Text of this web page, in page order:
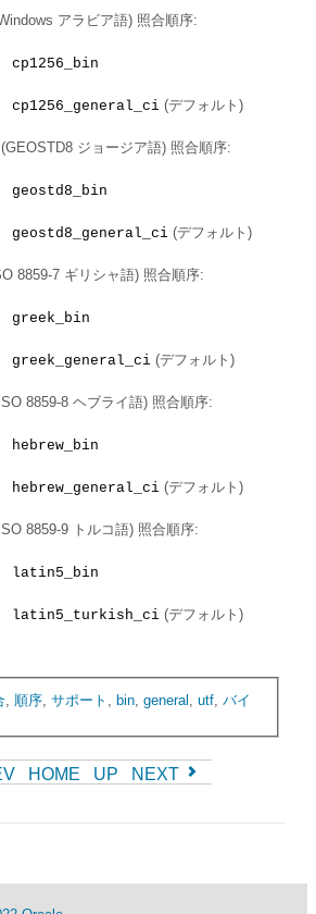
アラビア語) 照合順序:
cp1256_bin
cp1256_general_ci (デフォルト)
(GEOSTD8 ジョージア語) 照合順序:
geostd8_bin
geostd8_general_ci (デフォルト)
8859-7 ギリシャ語) 照合順序:
greek_bin
greek_general_ci (デフォルト)
8859-8 ヘブライ語) 照合順序:
hebrew_bin
hebrew_general_ci (デフォルト)
8859-9 トルコ語) 照合順序:
latin5_bin
latin5_turkish_ci (デフォルト)
, 順序, サポート bin, general utf, バイ
HOME UP NEXT